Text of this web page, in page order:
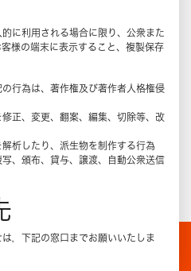
に利用される場合に限り、公衆また
様の端末に表示すること、複製保存
行為は、著作権及び著作者人格権侵
正、変更、翻案、編集、切除等、改
析したり、派生物を制作する行為
、頒布、貸与、譲渡、自動公衆送信
，下記の窓口までお願いいたしま